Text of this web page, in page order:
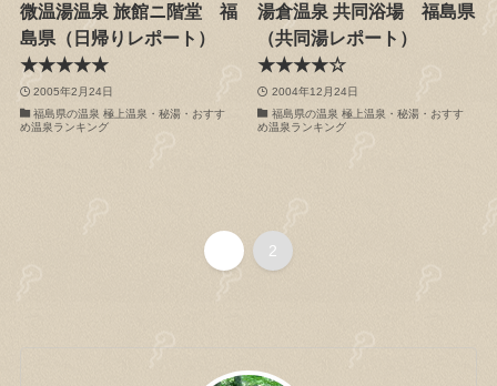
微温湯温泉 旅館ニ階堂 福
島県（日帰りレポート）
★★★★★
2005年2月24日
福島県の温泉 極上温泉・秘湯・おすす
め温泉ランキング
湯倉温泉 共同浴場 福島県
（共同湯レポート）
★★★★☆
2004年12月24日
福島県の温泉 極上温泉・秘湯・おすす
め温泉ランキング
2